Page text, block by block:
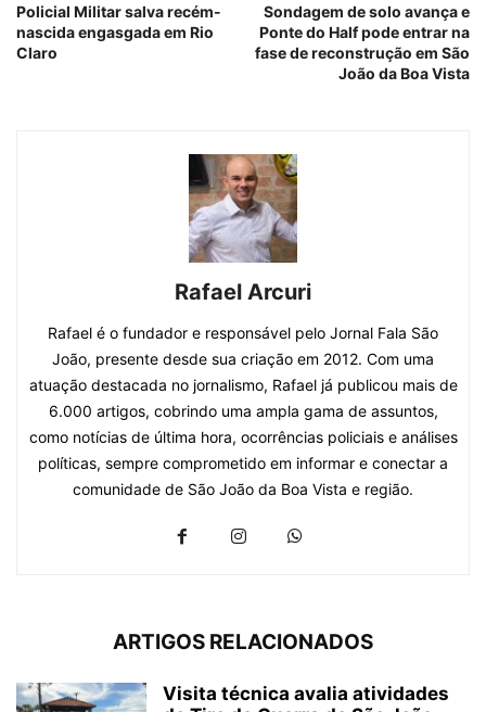
Policial Militar salva recém-
nascida engasgada em Rio
Claro
Sondagem de solo avança e
Ponte do Half pode entrar na
fase de reconstrução em São
João da Boa Vista
Rafael Arcuri
Rafael é o fundador e responsável pelo Jornal Fala São
João, presente desde sua criação em 2012. Com uma
atuação destacada no jornalismo, Rafael já publicou mais de
6.000 artigos, cobrindo uma ampla gama de assuntos,
como notícias de última hora, ocorrências policiais e análises
políticas, sempre comprometido em informar e conectar a
comunidade de São João da Boa Vista e região.
ARTIGOS RELACIONADOS
Visita técnica avalia atividades